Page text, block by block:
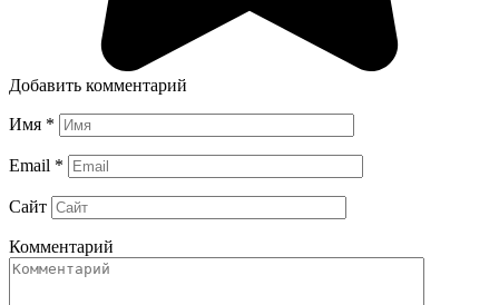
Добавить комментарий
Имя *
Email *
Сайт
Комментарий